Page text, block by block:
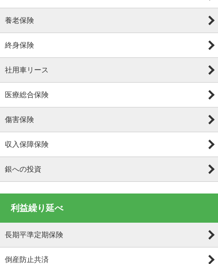
養老保険
終身保険
社用車リース
医療総合保険
傷害保険
収入保障保険
銀への投資
利益繰り延べ
長期平準定期保険
倒産防止共済